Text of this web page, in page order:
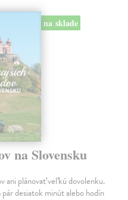
na sklade
na Slovensku
ani plánovať veľkú dovolenku.
desiatok minút alebo hodín